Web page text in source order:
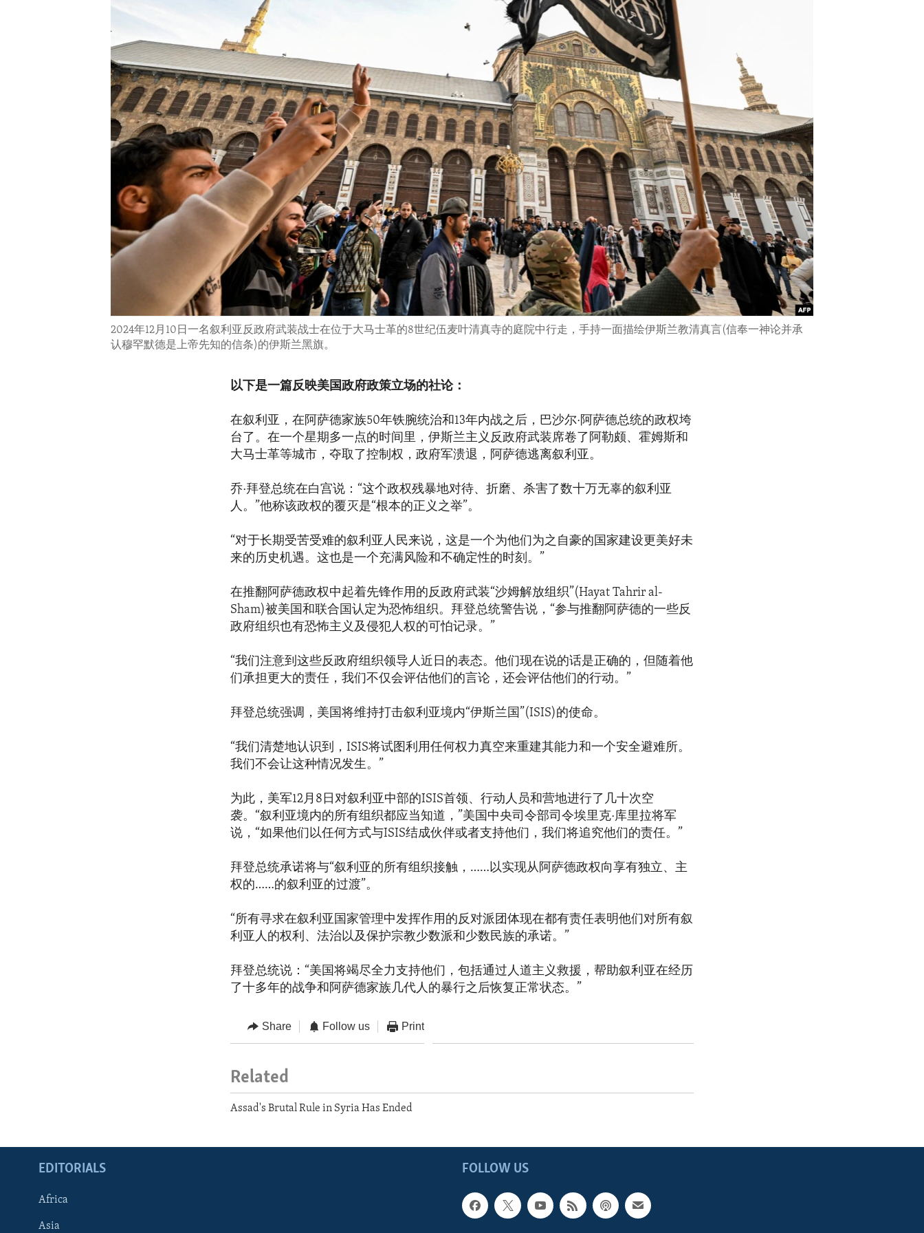
2024年12月10日一名叙利亚反政府武装战士在位于大马士革的8世纪伍麦叶清真寺的庭院中行走，手持一面描绘伊斯兰教清真言(信奉一神论并承
认穆罕默德是上帝先知的信条)的伊斯兰黑旗。
以下是一篇反映美国政府政策立场的社论：
在叙利亚，在阿萨德家族50年铁腕统治和13年内战之后，巴沙尔·阿萨德总统的政权垮
台了。在一个星期多一点的时间里，伊斯兰主义反政府武装席卷了阿勒颇、霍姆斯和
大马士革等城市，夺取了控制权，政府军溃退，阿萨德逃离叙利亚。
乔·拜登总统在白宫说：“这个政权残暴地对待、折磨、杀害了数十万无辜的叙利亚
人。”他称该政权的覆灭是“根本的正义之举”。
“对于长期受苦受难的叙利亚人民来说，这是一个为他们为之自豪的国家建设更美好未
来的历史机遇。这也是一个充满风险和不确定性的时刻。”
在推翻阿萨德政权中起着先锋作用的反政府武装“沙姆解放组织”(Hayat Tahrir al-
Sham)被美国和联合国认定为恐怖组织。拜登总统警告说，“参与推翻阿萨德的一些反
政府组织也有恐怖主义及侵犯人权的可怕记录。”
“我们注意到这些反政府组织领导人近日的表态。他们现在说的话是正确的，但随着他
们承担更大的责任，我们不仅会评估他们的言论，还会评估他们的行动。”
拜登总统强调，美国将维持打击叙利亚境内“伊斯兰国”(ISIS)的使命。
“我们清楚地认识到，ISIS将试图利用任何权力真空来重建其能力和一个安全避难所。
我们不会让这种情况发生。”
为此，美军12月8日对叙利亚中部的ISIS首领、行动人员和营地进行了几十次空
袭。“叙利亚境内的所有组织都应当知道，”美国中央司令部司令埃里克·库里拉将军
说，“如果他们以任何方式与ISIS结成伙伴或者支持他们，我们将追究他们的责任。”
拜登总统承诺将与“叙利亚的所有组织接触，……以实现从阿萨德政权向享有独立、主
权的……的叙利亚的过渡”。
“所有寻求在叙利亚国家管理中发挥作用的反对派团体现在都有责任表明他们对所有叙
利亚人的权利、法治以及保护宗教少数派和少数民族的承诺。”
拜登总统说：“美国将竭尽全力支持他们，包括通过人道主义救援，帮助叙利亚在经历
了十多年的战争和阿萨德家族几代人的暴行之后恢复正常状态。”
Share Follow us Print
Related
Assad's Brutal Rule in Syria Has Ended
FOLLOW US
EDITORIALS
Africa
Asia